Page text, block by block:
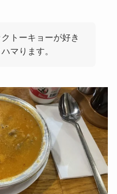
トーキョーが好き
マります。